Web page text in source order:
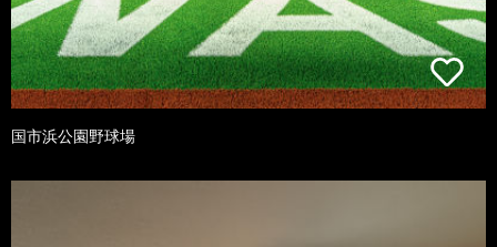
国市浜公園野球場